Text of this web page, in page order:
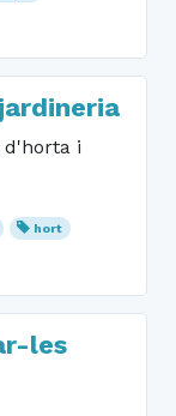
d'horta i
hort
les